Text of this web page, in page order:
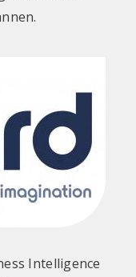
Intelligence